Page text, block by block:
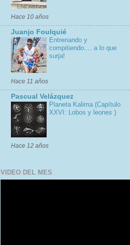
Hace 10 años
Juanjo Foulquié
Entrenando y
compitiendo.... a lo que
surja!
Hace 11 años
Pascual Velázquez
Planeta Kalima (Capítulo
XXVI: Lobos y leones )
Hace 12 años
VIDEO DEL MES